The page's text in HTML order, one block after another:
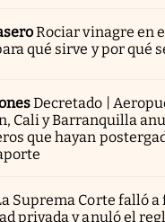
Rociar vinagre en
qué sirve y por qué
Decretado |
Cali y Barranquilla
que hayan
Suprema Corte falló a
privada y anuló el